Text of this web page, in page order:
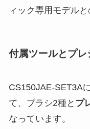
ィック専用モデルと
付属ツールとプ
CS150JAE-SET3A
て、ブラシ2種と プ
なっています。